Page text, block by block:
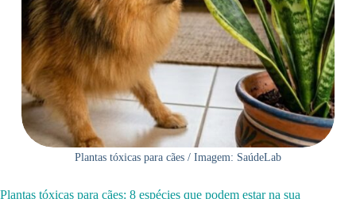
Plantas tóxicas para cães / Imagem: SaúdeLab
Plantas tóxicas para cães: 8 espécies que podem estar na sua